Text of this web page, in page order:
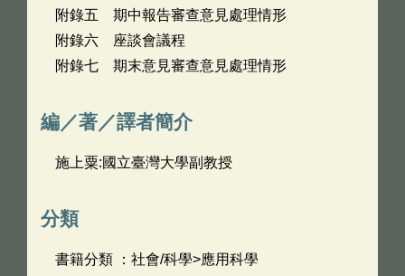
附錄五 期中報告審查意見處理情形
附錄六 座談會議程
附錄七 期末意見審查意見處理情形
編／著／譯者簡介
施上粟:國立臺灣大學副教授
分類
書籍分類 ：社會/科學>應用科學